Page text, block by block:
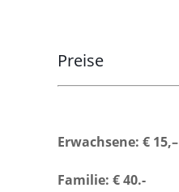
Preise
Erwachsene: € 15,–
Familie: € 40.-